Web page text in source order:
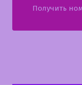
Получить